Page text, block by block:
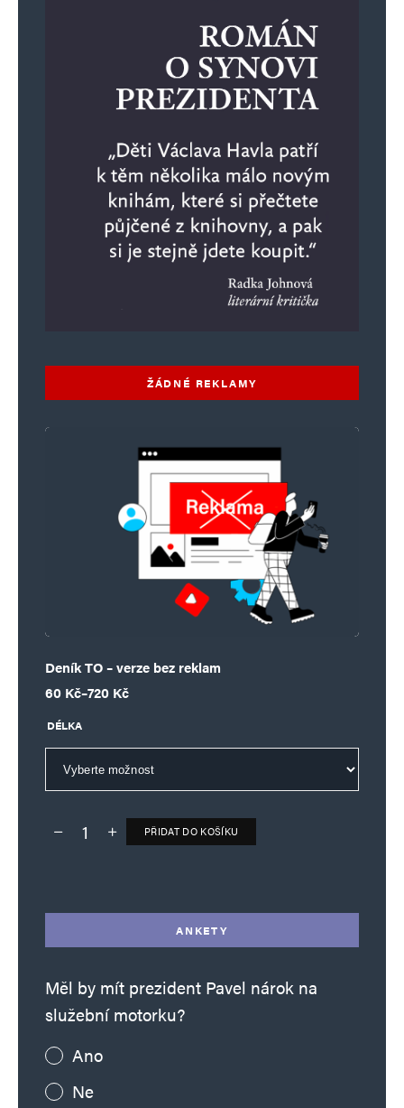
ŽÁDNÉ REKLAMY
Deník TO – verze bez reklam
60 Kč–720 Kč
Rozpětí cen: 60 Kč až 720 Kč
DÉLKA
Deník TO – verze bez reklam množství
PŘIDAT DO KOŠÍKU
ANKETY
Měl by mít prezident Pavel nárok na
služební motorku?
Ano
Ne